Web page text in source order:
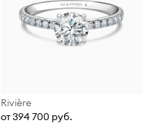
Rivière
от 394 700 руб.